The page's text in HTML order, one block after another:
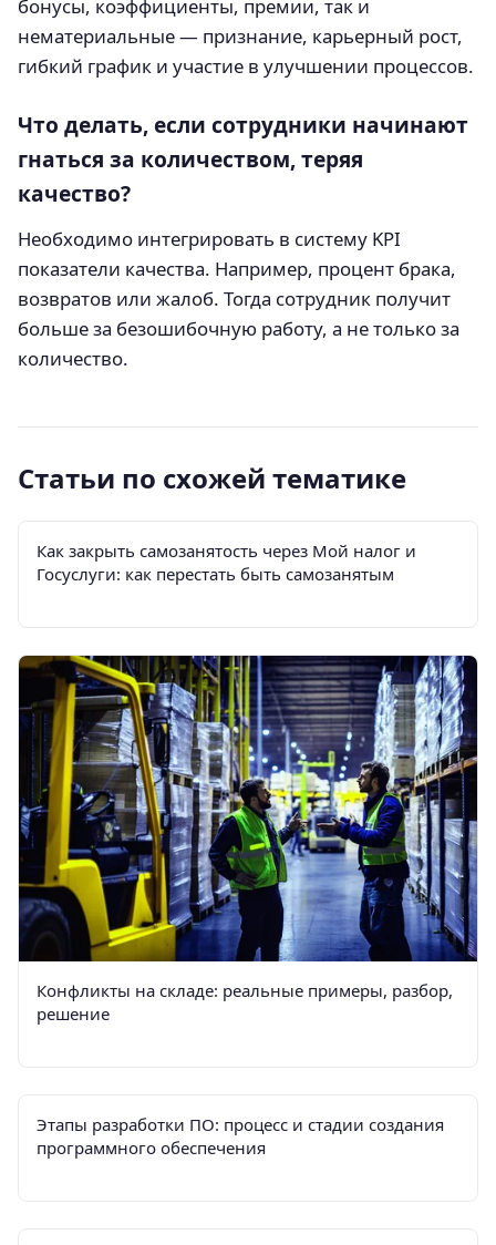
бонусы, коэффициенты, премии, так и
нематериальные — признание, карьерный рост,
гибкий график и участие в улучшении процессов.
Что делать, если сотрудники начинают
гнаться за количеством, теряя
качество?
Необходимо интегрировать в систему KPI
показатели качества. Например, процент брака,
возвратов или жалоб. Тогда сотрудник получит
больше за безошибочную работу, а не только за
количество.
Статьи по схожей тематике
Как закрыть самозанятость через Мой налог и
Госуслуги: как перестать быть самозанятым
Конфликты на складе: реальные примеры, разбор,
решение
Этапы разработки ПО: процесс и стадии создания
программного обеспечения